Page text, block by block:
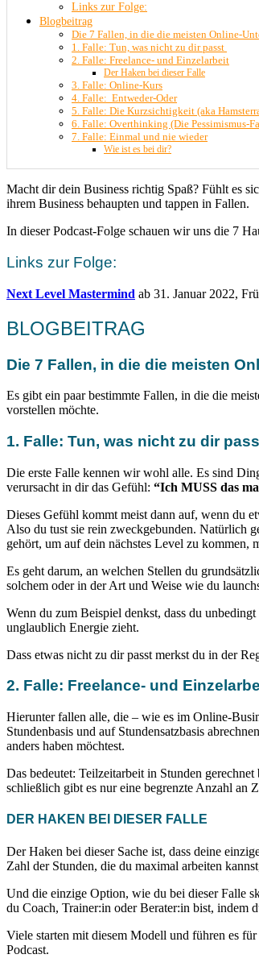
Links zur Folge:
Blogbeitrag
Die 7 Fallen, in die die meisten Online-
1. Falle: Tun, was nicht zu dir passt
2. Falle: Freelance- und Einzelarbeit
Der Haken bei dieser Falle
3. Falle: Online-Kurs
4. Falle: Entweder-Oder
5. Falle: Die Kurzsichtigkeit (aka
6. Falle: Overthinking (Die Pessimismus-
7. Falle: Einmal und nie wieder
Wie ist es bei dir?
Macht dir dein Business richtig Spaß? Fühlt es
ihrem Business behaupten und tappen in Fallen.
In dieser Podcast-Folge schauen wir uns die 7
Links zur Folge:
Next Level Mastermind ab 31. Januar 2022,
BLOGBEITRAG
Die 7 Fallen, in die die meisten
Es gibt ein paar bestimmte Fallen, in die die
vorstellen möchte.
1. Falle: Tun, was nicht zu dir
Die erste Falle kennen wir wohl alle. Es sind
verursacht in dir das Gefühl: “Ich MUSS das
Dieses Gefühl kommt meist dann auf, wenn du
Also du tust sie rein zweckgebunden. Natürlich
gehört, um auf dein nächstes Level zu kommen,
Es geht darum, an welchen Stellen du
solchem oder in der Art und Weise wie du
Wenn du zum Beispiel denkst, dass du
unglaublich Energie zieht.
Dass etwas nicht zu dir passt merkst du in der
2. Falle: Freelance- und
Hierunter fallen alle, die – wie es im Online-
Stundenbasis und auf Stundensatzbasis
anders haben möchtest.
Das bedeutet: Teilzeitarbeit in Stunden
schließlich gibt es nur eine begrenzte Anzahl an
DER HAKEN BEI DIESER FALLE
Der Haken bei dieser Sache ist, dass deine
Zahl der Stunden, die du maximal arbeiten
Und die einzige Option, wie du bei dieser Falle
du Coach, Trainer:in oder Berater:in bist, indem
Viele starten mit diesem Modell und führen es
Podcast.